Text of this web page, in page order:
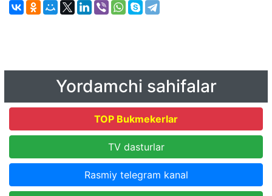
Yordamchi sahifalar
TOP Bukmekerlar
TV dasturlar
Rasmiy telegram kanal